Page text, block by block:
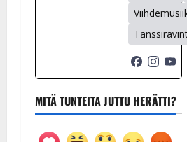
MITÄ TUNTEITA JUTTU HERÄTTI?